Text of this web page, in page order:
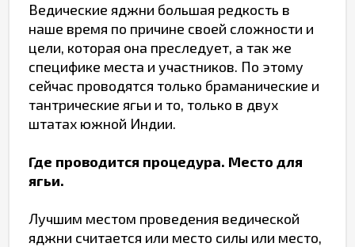
Ведические яджни большая редкость в
наше время по причине своей сложности и
цели, которая она преследует, а так же
специфике места и участников. По этому
сейчас проводятся только браманические и
тантрические ягьи и то, только в двух
штатах южной Индии.
Где проводится процедура. Место для
ягьи.
Лучшим местом проведения ведической
яджни считается или место силы или место,